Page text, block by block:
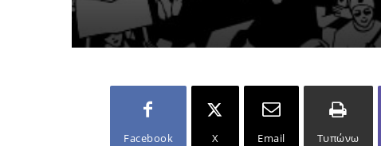
Facebook X Email Τυπώνω